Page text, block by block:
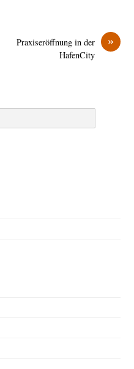
»
Praxiseröffnung in der
HafenCity